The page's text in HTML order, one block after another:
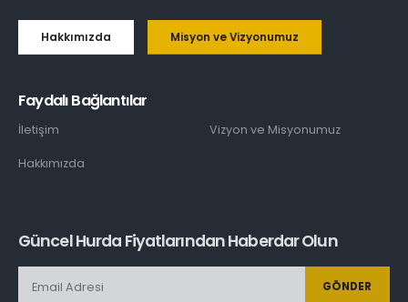
Hakkımızda Misyon ve Vizyonumuz
Faydalı Bağlantılar
İletişim
Hakkımızda
Vizyon ve Misyonumuz
Güncel Hurda Fiyatlarından Haberdar Olun
GÖNDER